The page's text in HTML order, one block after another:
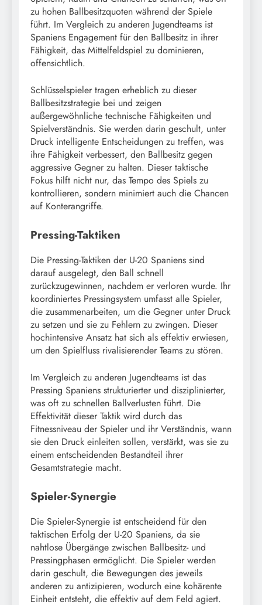
zu hohen Ballbesitzquoten während der Spiele
führt. Im Vergleich zu anderen Jugendteams ist
Spaniens Engagement für den Ballbesitz in ihrer
Fähigkeit, das Mittelfeldspiel zu dominieren,
offensichtlich.
Schlüsselspieler tragen erheblich zu dieser
Ballbesitzstrategie bei und zeigen
außergewöhnliche technische Fähigkeiten und
Spielverständnis. Sie werden darin geschult, unter
Druck intelligente Entscheidungen zu treffen, was
ihre Fähigkeit verbessert, den Ballbesitz gegen
aggressive Gegner zu halten. Dieser taktische
Fokus hilft nicht nur, das Tempo des Spiels zu
kontrollieren, sondern minimiert auch die Chancen
auf Konterangriffe.
Pressing-Taktiken
Die Pressing-Taktiken der U-20 Spaniens sind
darauf ausgelegt, den Ball schnell
zurückzugewinnen, nachdem er verloren wurde. Ihr
koordiniertes Pressingsystem umfasst alle Spieler,
die zusammenarbeiten, um die Gegner unter Druck
zu setzen und sie zu Fehlern zu zwingen. Dieser
hochintensive Ansatz hat sich als effektiv erwiesen,
um den Spielfluss rivalisierender Teams zu stören.
Im Vergleich zu anderen Jugendteams ist das
Pressing Spaniens strukturierter und disziplinierter,
was oft zu schnellen Ballverlusten führt. Die
Effektivität dieser Taktik wird durch das
Fitnessniveau der Spieler und ihr Verständnis, wann
sie den Druck einleiten sollen, verstärkt, was sie zu
einem entscheidenden Bestandteil ihrer
Gesamtstrategie macht.
Spieler-Synergie
Die Spieler-Synergie ist entscheidend für den
taktischen Erfolg der U-20 Spaniens, da sie
nahtlose Übergänge zwischen Ballbesitz- und
Pressingphasen ermöglicht. Die Spieler werden
darin geschult, die Bewegungen des jeweils
anderen zu antizipieren, wodurch eine kohärente
Einheit entsteht, die effektiv auf dem Feld agiert.